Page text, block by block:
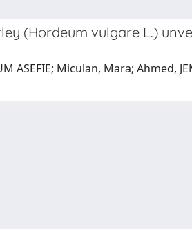
(Hordeum vulgare L.)
ASEFIE; Miculan, Mara; Ahmed,